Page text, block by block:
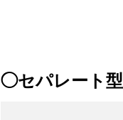
◯セパレート